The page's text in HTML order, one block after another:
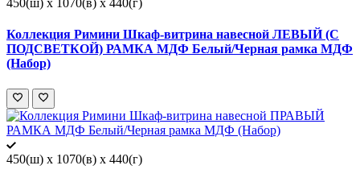
450(ш) x 1070(в) x 440(г)
Коллекция Римини Шкаф-витрина навесной ЛЕВЫЙ (С
ПОДСВЕТКОЙ) РАМКА МДФ Белый/Черная рамка МДФ
(Набор)
450(ш) x 1070(в) x 440(г)